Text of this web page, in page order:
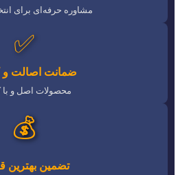
مشاوره حرفه‌ای برای
✅
ضمانت اصالت و
محصولات اصل و با
💰
تضمین بهترین